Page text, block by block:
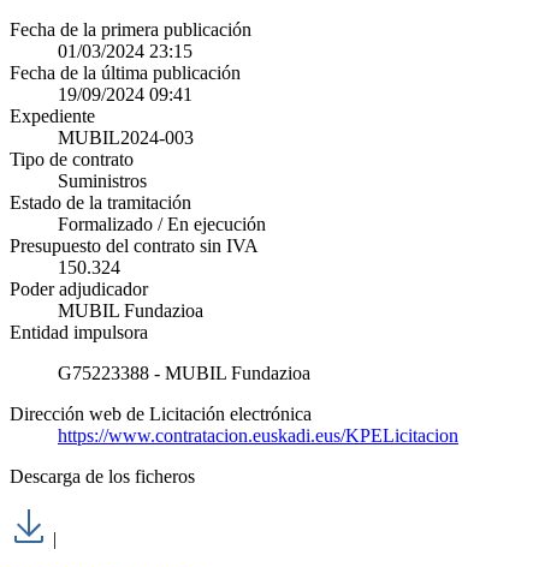
Fecha de la primera publicación
01/03/2024 23:15
Fecha de la última publicación
19/09/2024 09:41
Expediente
MUBIL2024-003
Tipo de contrato
Suministros
Estado de la tramitación
Formalizado / En ejecución
Presupuesto del contrato sin IVA
150.324
Poder adjudicador
MUBIL Fundazioa
Entidad impulsora
G75223388 - MUBIL Fundazioa
Dirección web de Licitación electrónica
https://www.contratacion.euskadi.eus/KPELicitacion
Descarga de los ficheros
|